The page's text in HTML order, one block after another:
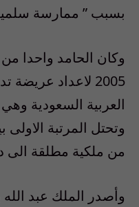
بسبب ” ممارسة
وكان الحامد واحدا
2005 لاعداد
العربية السعودية
وتحتل المرتبة
من ملكية مطلقة الى
وأصدر الملك عبد